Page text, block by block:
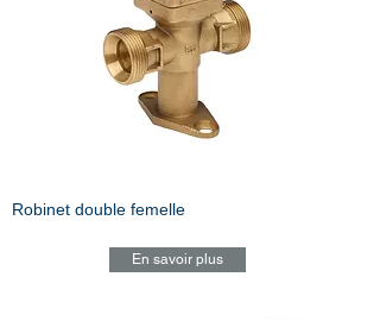
Robinet double femelle
En savoir plus